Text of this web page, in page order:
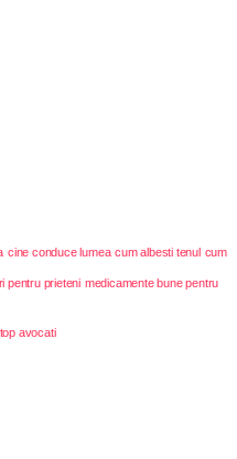
cine conduce lumea cum albesti tenul cum
pentru prieteni medicamente bune pentru
top avocati